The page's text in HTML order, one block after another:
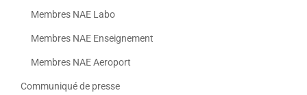
Membres NAE Labo
Membres NAE Enseignement
Membres NAE Aeroport
Communiqué de presse